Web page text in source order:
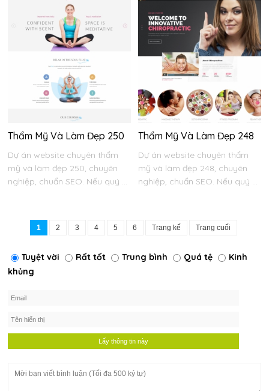
Thẩm Mỹ Và Làm Đẹp 250
Dự án website chuyên thẩm
mỹ và làm đẹp 250, chuyên
nghiệp, chuẩn SEO. Nếu quý ...
Thẩm Mỹ Và Làm Đẹp 248
Dự án website chuyên thẩm
mỹ và làm đẹp 248, chuyên
nghiệp, chuẩn SEO. Nếu quý ...
1 2 3 4 5 6 Trang kế Trang cuối
Tuyệt vời Rất tốt Trung bình Quá tệ
Kinh
khủng